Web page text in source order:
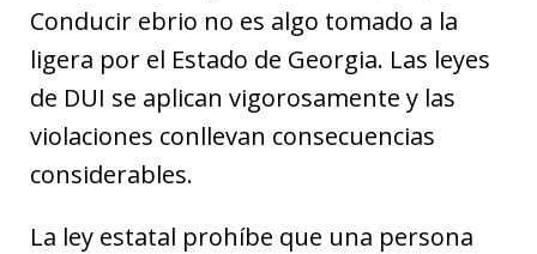
Conducir ebrio no es algo tomado a la
ligera por el Estado de Georgia. Las leyes
de DUI se aplican vigorosamente y las
violaciones conllevan consecuencias
considerables.
La ley estatal prohíbe que una persona